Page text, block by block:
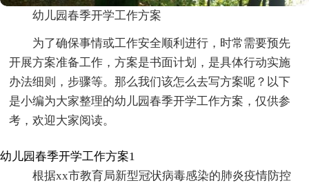
幼儿园春季开学工作方案
为了确保事情或工作安全顺利进行，时常需要预先
开展方案准备工作，方案是书面计划，是具体行动实施
办法细则，步骤等。那么我们该怎么去写方案呢？以下
是小编为大家整理的幼儿园春季开学工作方案，仅供参
考，欢迎大家阅读。
幼儿园春季开学工作方案1
根据xx市教育局新型冠状病毒感染的肺炎疫情防控